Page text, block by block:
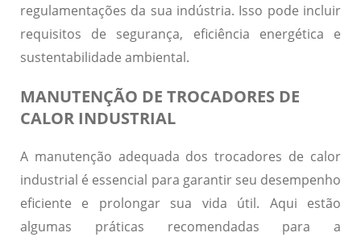
regulamentações da sua indústria. Isso pode incluir
requisitos de segurança, eficiência energética e
sustentabilidade ambiental.
MANUTENÇÃO DE TROCADORES DE
CALOR INDUSTRIAL
A manutenção adequada dos trocadores de calor
industrial é essencial para garantir seu desempenho
eficiente e prolongar sua vida útil. Aqui estão
algumas práticas recomendadas para a